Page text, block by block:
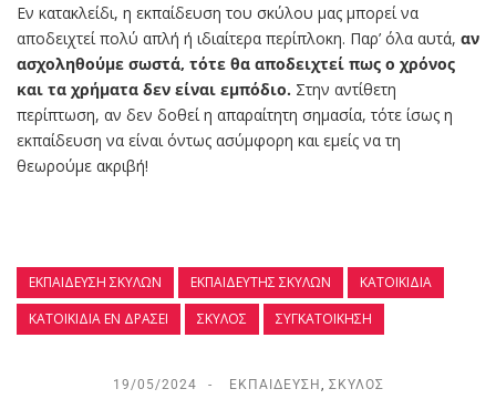
Εν κατακλείδι, η εκπαίδευση του σκύλου μας μπορεί να
αποδειχτεί πολύ απλή ή ιδιαίτερα περίπλοκη. Παρ’ όλα αυτά, αν
ασχοληθούμε σωστά, τότε θα αποδειχτεί πως ο χρόνος
και τα χρήματα δεν είναι εμπόδιο. Στην αντίθετη
περίπτωση, αν δεν δοθεί η απαραίτητη σημασία, τότε ίσως η
εκπαίδευση να είναι όντως ασύμφορη και εμείς να τη
θεωρούμε ακριβή!
ΕΚΠΑΊΔΕΥΣΗ ΣΚΎΛΩΝ ΕΚΠΑΙΔΕΥΤΉΣ ΣΚΎΛΩΝ
ΚΑΤΟΙΚΊΔΙΑ
ΚΑΤΟΙΚΙΔΙΑ ΕΝ ΔΡΆΣΕΙ
ΣΚΎΛΟΣ ΣΥΓΚΑΤΟΊΚΗΣΗ
19/05/2024 ΕΚΠΑΊΔΕΥΣΗ , ΣΚΎΛΟΣ